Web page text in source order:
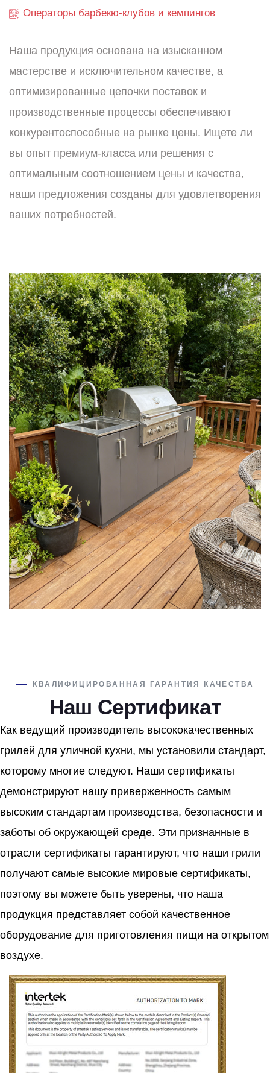
Операторы барбекю-клубов и кемпингов
Наша продукция основана на изысканном
мастерстве и исключительном качестве, а
оптимизированные цепочки поставок и
производственные процессы обеспечивают
конкурентоспособные на рынке цены. Ищете ли
вы опыт премиум-класса или решения с
оптимальным соотношением цены и качества,
наши предложения созданы для удовлетворения
ваших потребностей.
КВАЛИФИЦИРОВАННАЯ ГАРАНТИЯ КАЧЕСТВА
Наш Сертификат
Как ведущий производитель высококачественных
грилей для уличной кухни, мы установили стандарт,
которому многие следуют. Наши сертификаты
демонстрируют нашу приверженность самым
высоким стандартам производства, безопасности и
заботы об окружающей среде. Эти признанные в
отрасли сертификаты гарантируют, что наши грили
получают самые высокие мировые сертификаты,
поэтому вы можете быть уверены, что наша
продукция представляет собой качественное
оборудование для приготовления пищи на открытом
воздухе.